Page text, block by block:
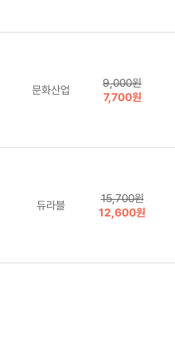
문화산업
9,000원
7,700원
듀라블
15,700원
12,600원